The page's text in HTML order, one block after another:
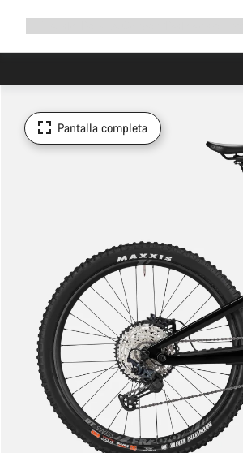
Pantalla completa